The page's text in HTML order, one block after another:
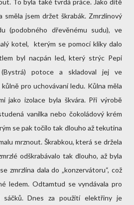
jsem držet škrabák. Zmrzlinový
(podobného dřevěnému sudu), ve
kotel, kterým se pomocí kliky dalo
byl nacpán led, který strýc Pepi
potoce a skladoval jej ve
pro uchovávaní ledu. Kůlna měla
jako izolace byla škvára. Při výrobě
vanilka nebo čokoládový krém
se pak točilo tak dlouho až tekutina
mrznout. Škrabkou, která se držela
odškrabávalo tak dlouho, až byla
zmrzlina dala do „konzervátoru“, což
ledem. Odtamtud se vyndávala pro
Dnes za použití elektřiny je